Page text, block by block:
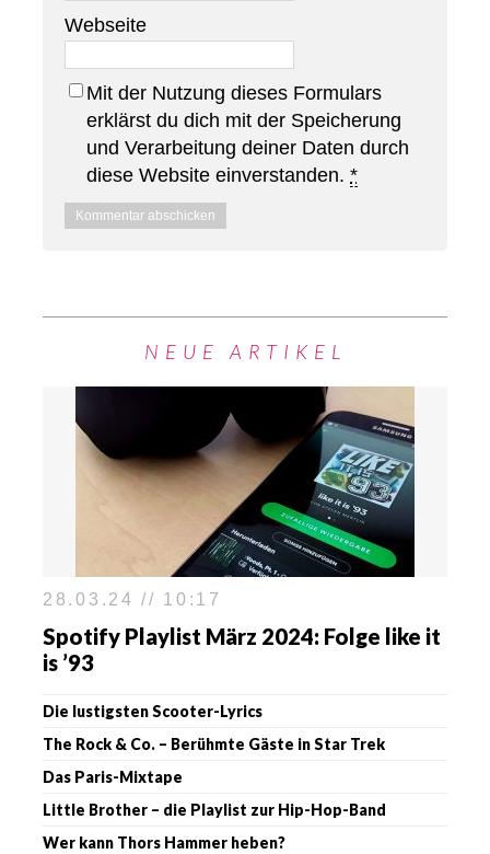
Webseite
Mit der Nutzung dieses Formulars
erklärst du dich mit der Speicherung
und Verarbeitung deiner Daten durch
diese Website einverstanden. *
NEUE ARTIKEL
28.03.24 // 10:17
Spotify Playlist März 2024: Folge like it
is ’93
Die lustigsten Scooter-Lyrics
The Rock & Co. – Berühmte Gäste in Star Trek
Das Paris-Mixtape
Little Brother – die Playlist zur Hip-Hop-Band
Wer kann Thors Hammer heben?